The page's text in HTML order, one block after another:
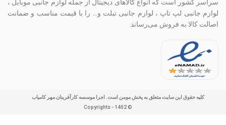
سراسر کشور است که انواع کالاهای دیجیتال از جمله لوازم جانبی موبایل ،
لوازم جانبی لپ تاپ ، لوازم جانبی تبلت و… را با قیمت مناسب و ضمانت
اصالت کالا به فروش می‌رساند.
کلیه حقوق این سایت متعلق به پخش مومن است. اجرا موسسه کارآفرینان مهر کامیاب
© Copyrights - 1402